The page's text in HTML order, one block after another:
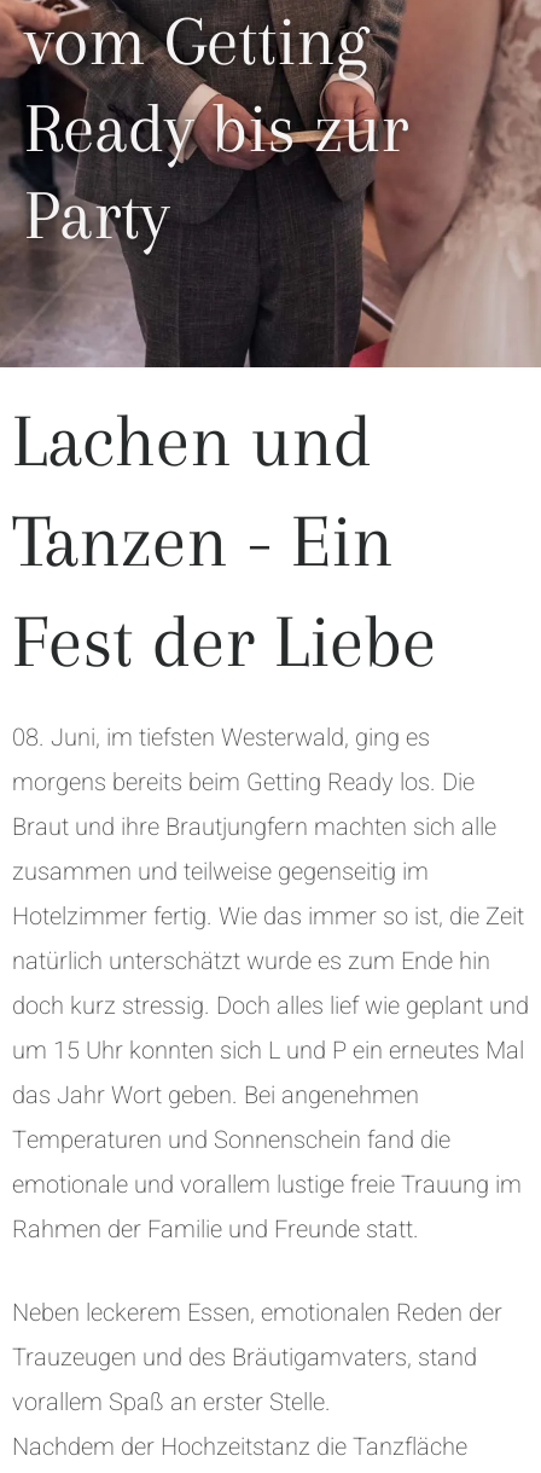
vom Getting
Ready bis zur
Party
Lachen und
Tanzen - Ein
Fest der Liebe
08. Juni, im tiefsten Westerwald, ging es
morgens bereits beim Getting Ready los. Die
Braut und ihre Brautjungfern machten sich alle
zusammen und teilweise gegenseitig im
Hotelzimmer fertig. Wie das immer so ist, die Zeit
natürlich unterschätzt wurde es zum Ende hin
doch kurz stressig. Doch alles lief wie geplant und
um 15 Uhr konnten sich L und P ein erneutes Mal
das Jahr Wort geben. Bei angenehmen
Temperaturen und Sonnenschein fand die
emotionale und vorallem lustige freie Trauung im
Rahmen der Familie und Freunde statt.
Neben leckerem Essen, emotionalen Reden der
Trauzeugen und des Bräutigamvaters, stand
vorallem Spaß an erster Stelle.
Nachdem der Hochzeitstanz die Tanzfläche